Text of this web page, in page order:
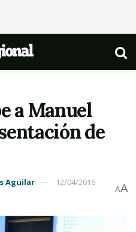
a Manuel
de
Aguilar
12/04/2016
AA